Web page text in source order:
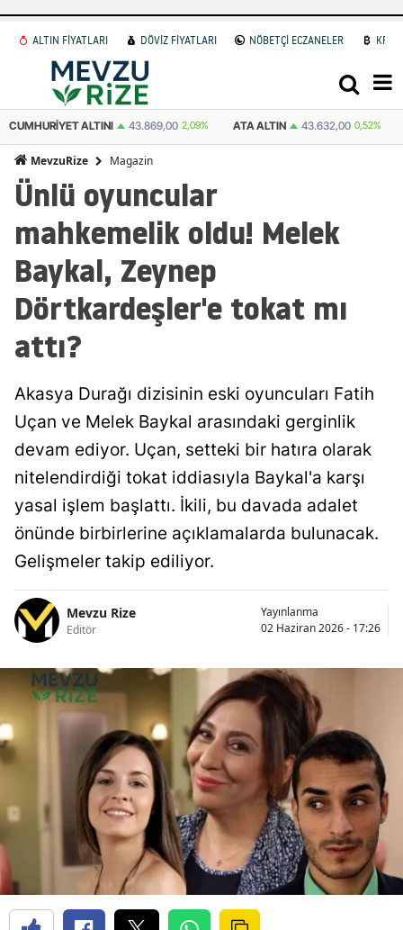
ALTIN FİYATLARI DÖVİZ FİYATLARI NÖBETÇİ ECZANELER
ATA ALTIN 43.632,00 0,52% DOLAR 47,7147 0.16% EURO 55,0350
MevzuRize Magazin
Ünlü oyuncular
mahkemelik oldu! Melek
Baykal, Zeynep
Dörtkardeşler'e tokat mı
attı?
Akasya Durağı dizisinin eski oyuncuları Fatih
Uçan ve Melek Baykal arasındaki gerginlik
devam ediyor. Uçan, setteki bir hatıra olarak
nitelendirdiği tokat iddiasıyla Baykal'a karşı
yasal işlem başlattı. İkili, bu davada adalet
önünde birbirlerine açıklamalarda bulunacak.
Gelişmeler takip ediliyor.
Mevzu Rize
Editör
Yayınlanma
02 Haziran 2026 - 17:26